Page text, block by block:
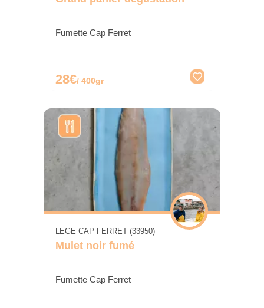
Fumette Cap Ferret
28€/ 400gr
LEGE CAP FERRET (33950)
Mulet noir fumé
Fumette Cap Ferret